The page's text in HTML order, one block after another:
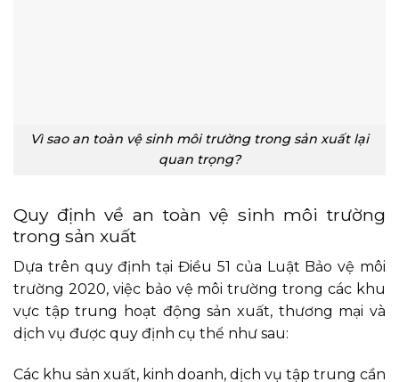
Vì sao an toàn vệ sinh môi trường trong sản xuất lại
quan trọng?
Quy định về an toàn vệ sinh môi trường
trong sản xuất
Dựa trên quy định tại Điều 51 của Luật Bảo vệ môi
trường 2020, việc bảo vệ môi trường trong các khu
vực tập trung hoạt động sản xuất, thương mại và
dịch vụ được quy định cụ thể như sau:
Các khu sản xuất, kinh doanh, dịch vụ tập trung cần